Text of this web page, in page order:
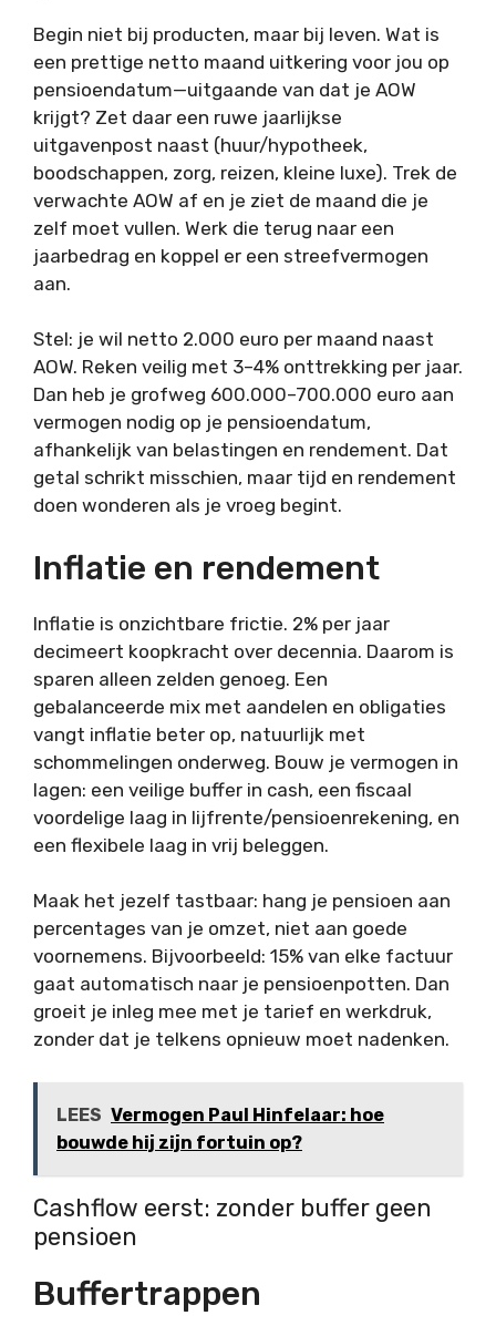
Begin niet bij producten, maar bij leven. Wat is
een prettige netto maand uitkering voor jou op
pensioendatum—uitgaande van dat je AOW
krijgt? Zet daar een ruwe jaarlijkse
uitgavenpost naast (huur/hypotheek,
boodschappen, zorg, reizen, kleine luxe). Trek de
verwachte AOW af en je ziet de maand die je
zelf moet vullen. Werk die terug naar een
jaarbedrag en koppel er een streefvermogen
aan.
Stel: je wil netto 2.000 euro per maand naast
AOW. Reken veilig met 3–4% onttrekking per jaar.
Dan heb je grofweg 600.000–700.000 euro aan
vermogen nodig op je pensioendatum,
afhankelijk van belastingen en rendement. Dat
getal schrikt misschien, maar tijd en rendement
doen wonderen als je vroeg begint.
Inflatie en rendement
Inflatie is onzichtbare frictie. 2% per jaar
decimeert koopkracht over decennia. Daarom is
sparen alleen zelden genoeg. Een
gebalanceerde mix met aandelen en obligaties
vangt inflatie beter op, natuurlijk met
schommelingen onderweg. Bouw je vermogen in
lagen: een veilige buffer in cash, een fiscaal
voordelige laag in lijfrente/pensioenrekening, en
een flexibele laag in vrij beleggen.
Maak het jezelf tastbaar: hang je pensioen aan
percentages van je omzet, niet aan goede
voornemens. Bijvoorbeeld: 15% van elke factuur
gaat automatisch naar je pensioenpotten. Dan
groeit je inleg mee met je tarief en werkdruk,
zonder dat je telkens opnieuw moet nadenken.
LEES Vermogen Paul Hinfelaar: hoe
bouwde hij zijn fortuin op?
Cashflow eerst: zonder buffer geen
pensioen
Buffertrappen